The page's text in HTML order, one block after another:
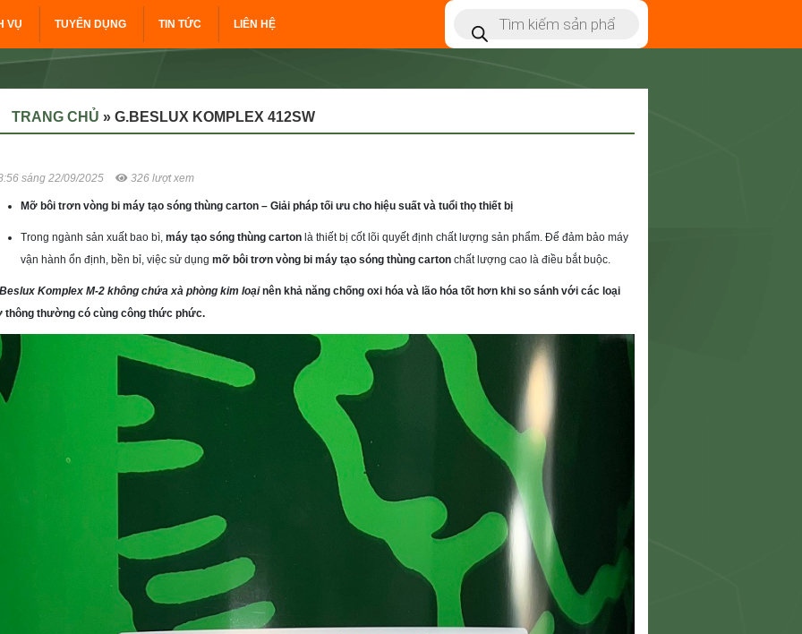
VỤ TUYỂN DỤNG TIN TỨC LIÊN HỆ
TRANG CHỦ » G.BESLUX KOMPLEX 412SW
sáng 22/09/2025 326 lượt xem
Mỡ bôi trơn vòng bi máy tạo sóng thùng carton – Giải pháp tối ưu cho hiệu suất và tuổi thọ thiết bị
Trong ngành sản xuất bao bì, máy tạo sóng thùng carton là thiết bị cốt lõi quyết định chất lượng sản phẩm. Để đảm bảo máy
vận hành ổn định, bền bỉ, việc sử dụng mỡ bôi trơn vòng bi máy tạo sóng thùng carton chất lượng cao là điều bắt buộc.
Beslux Komplex M-2 không chứa xà phòng kim loạinên khả năng chống oxi hóa và lão hóa tốt hơn khi so sánh với các loại
thông thường có cùng công thức phức.